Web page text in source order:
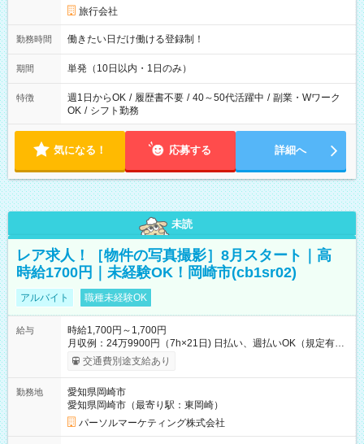
旅行会社
勤務時間 働きたい日だけ働ける登録制！
期間 単発（10日以内・1日のみ）
特徴 週1日からOK / 履歴書不要 / 40～50代活躍中 / 副業・Wワーク
OK / シフト勤務
気になる！ 応募する 詳細へ
未読
レア求人！［物件の写真撮影］8月スタート｜高
時給1700円｜未経験OK！岡崎市(cb1sr02)
アルバイト 職種未経験OK
給与
時給1,700円～1,700円
月収例：24万9900円（7h×21日) 日払い、週払いOK（規定有
り） 【試用期間】試用期間なし
交通費別途支給あり
勤務地
愛知県岡崎市
愛知県岡崎市（最寄り駅：東岡崎）
パーソルマーケティング株式会社